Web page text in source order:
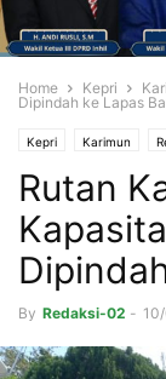
Home Kepri
Dipindah ke Lapas
Kepri Karimun
Rutan
By Redaksi-02 -